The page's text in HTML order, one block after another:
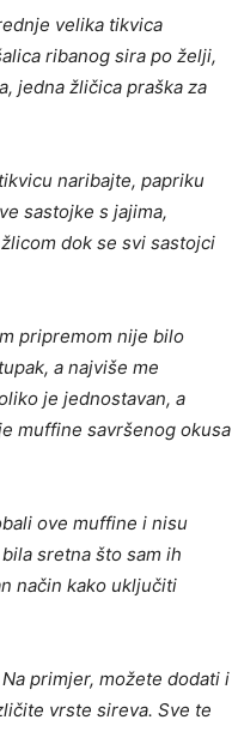
velika tikvica
ribanog sira po želji,
jedna žličica praška za
naribajte, papriku
sastojke s jajima,
dok se svi sastojci
pripremom nije bilo
a najviše me
je jednostavan, a
muffine savršenog okusa
ove muffine i nisu
sretna što sam ih
način kako uključiti
primjer, možete dodati i
vrste sireva. Sve te